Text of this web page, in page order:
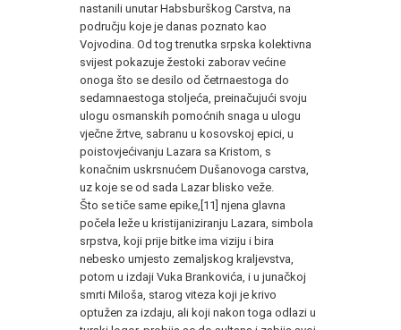
nastanili unutar Habsburškog Carstva, na
području koje je danas poznato kao
Vojvodina. Od tog trenutka srpska kolektivna
svijest pokazuje žestoki zaborav većine
onoga što se desilo od četrnaes­toga do
sedamnaestoga stoljeća, preinačujući svoju
ulogu osman­skih pomoćnih snaga u ulogu
vječne žrtve, sabranu u kosovskoj epici, u
poistovjećivanju Lazara sa Kristom, s
konačnim uskrsnu­ćem Dušanovoga carstva,
uz koje se od sada Lazar blisko veže.
Što se tiče same epike,[11] njena glavna
počela leže u kristijaniziranju Lazara, simbola
srpstva, koji prije bitke ima viziju i bira
nebesko umjesto zemaljskog kraljevstva,
potom u izdaji Vuka Brankovića, i u junačkoj
smrti Miloša, starog viteza koji je krivo
optužen za izdaju, ali koji nakon toga odlazi u